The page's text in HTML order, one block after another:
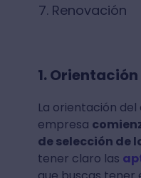
Renovación
1. Orientación
La orientación
empresa
de selección de
tener claro las